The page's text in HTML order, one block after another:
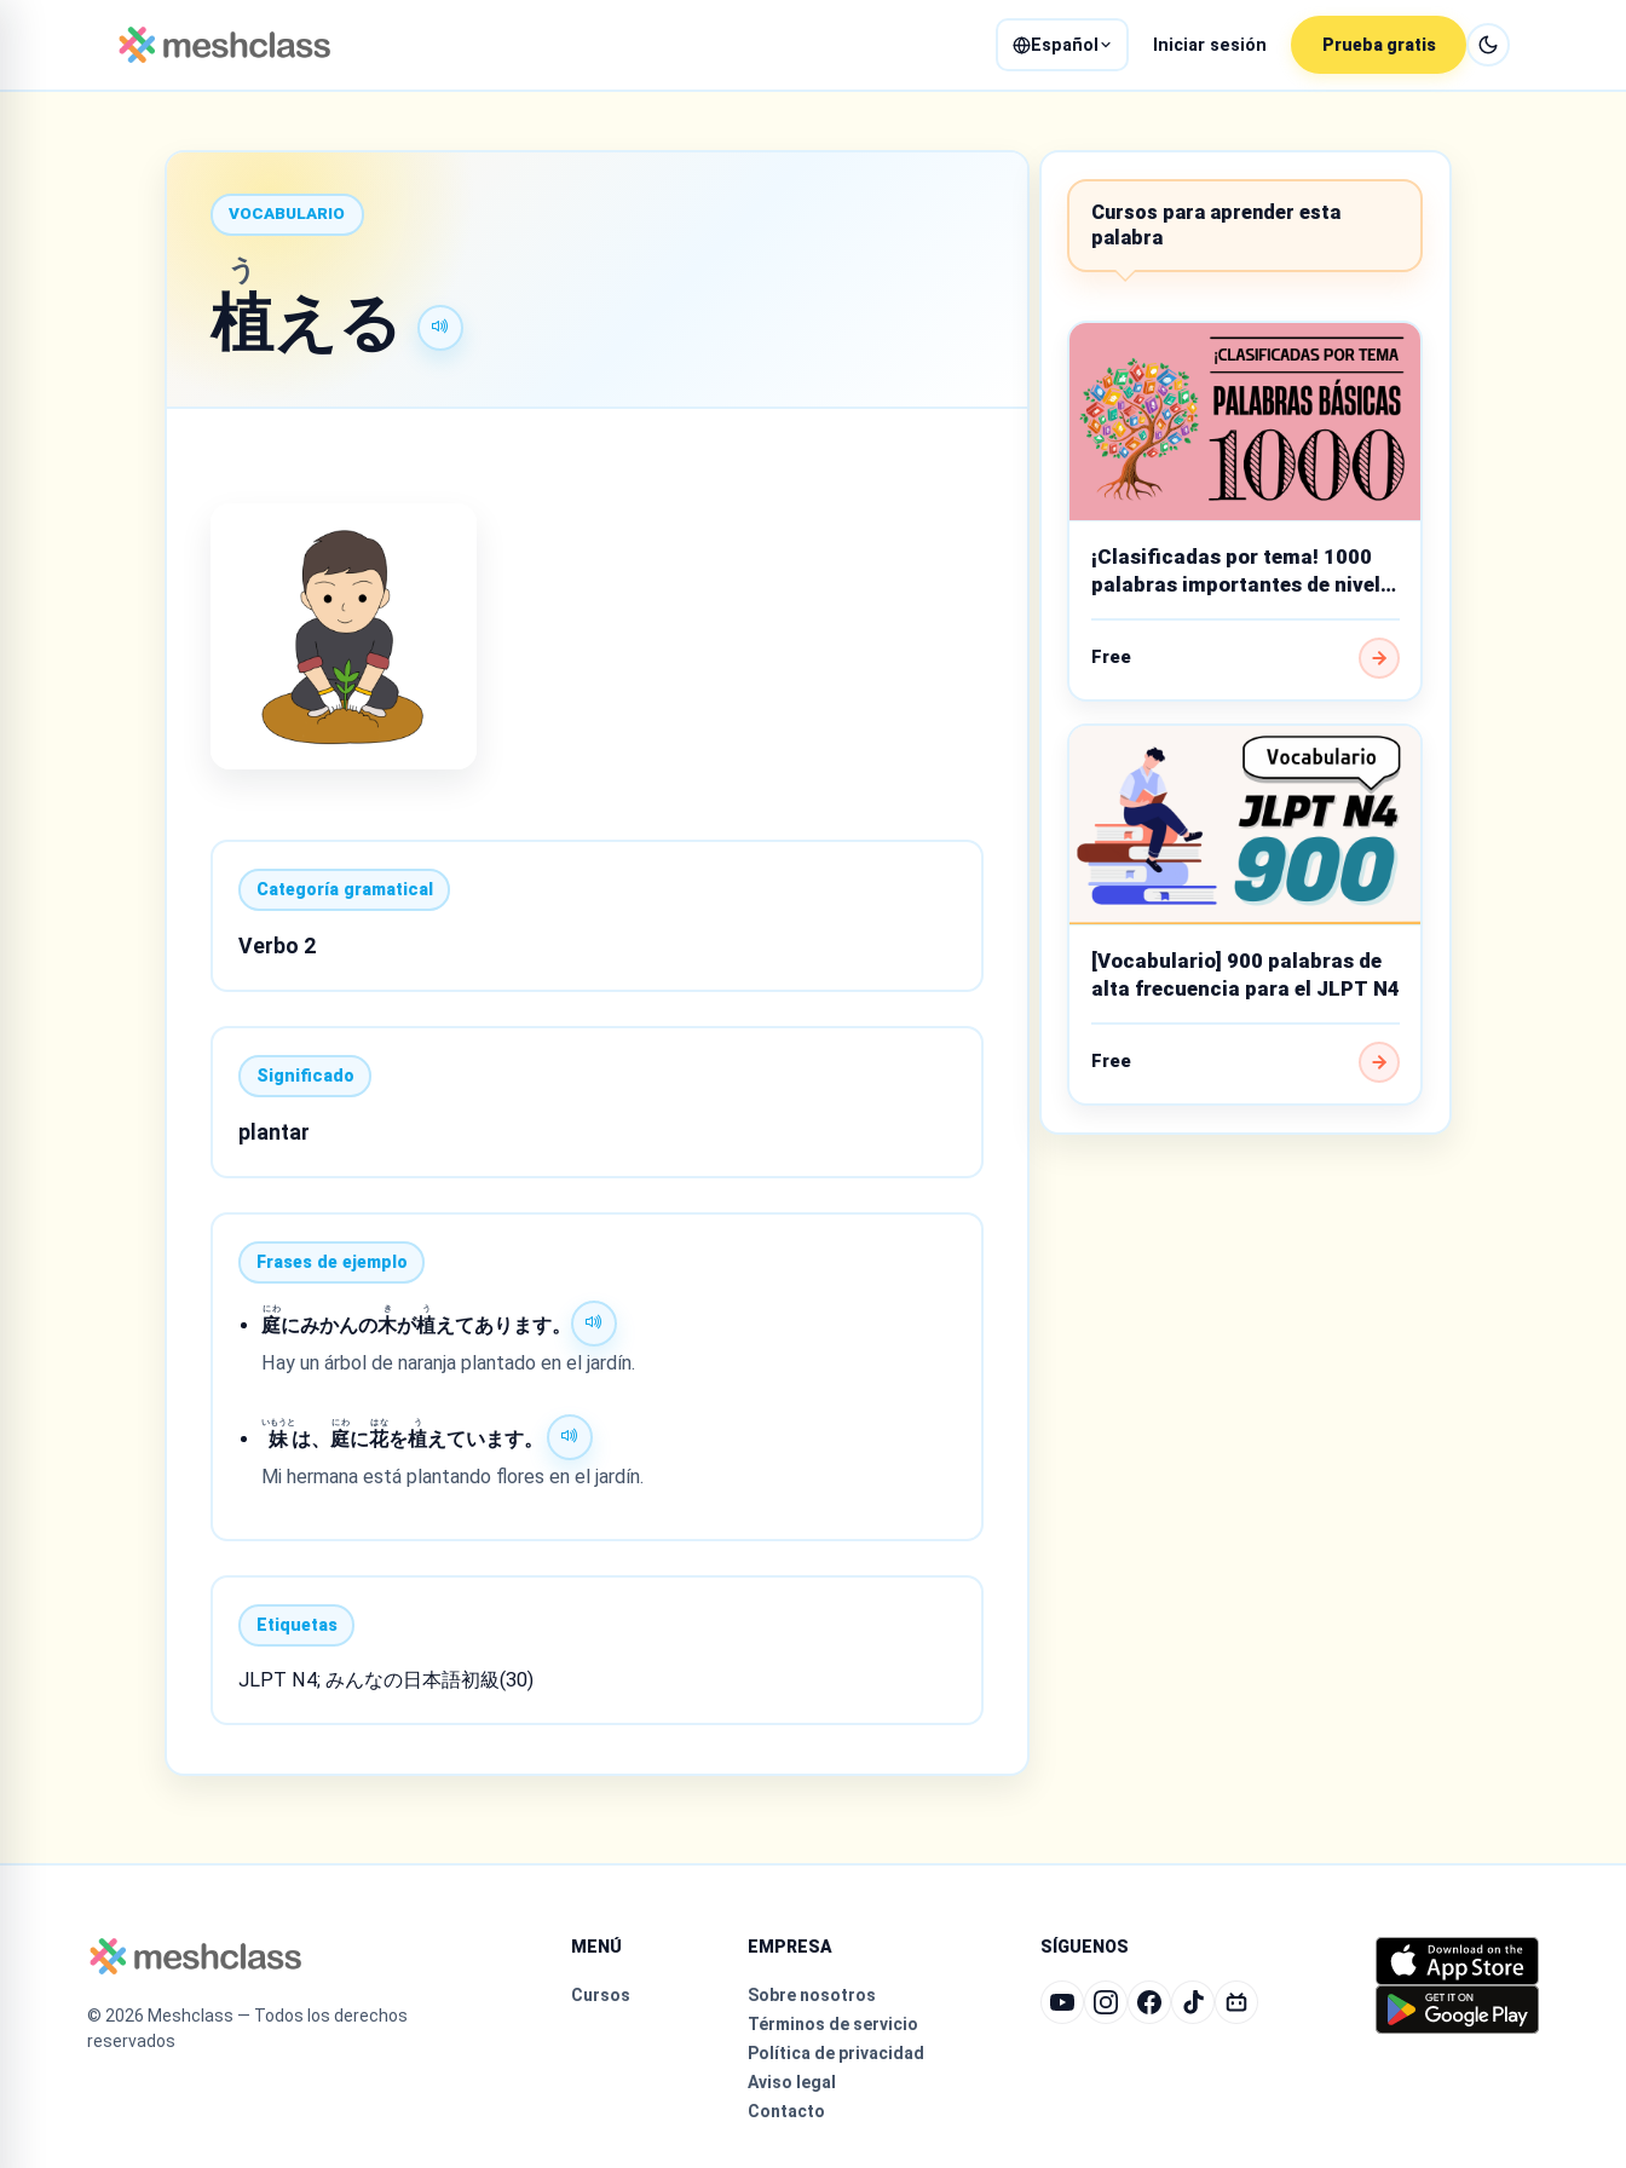
Español Iniciar sesión Prueba gratis
VOCABULARIO
植
う
える
Categoría gramatical
Verbo 2
Significado
plantar
Frases de ejemplo
庭
にわ
にみかんの木
き
が植
う
えてあります。
Hay un árbol de naranja plantado en el jardín.
妹
いもうと
は、 庭
にわ
に花
はな
を植
う
えています。
Mi hermana está plantando flores en el jardín.
Etiquetas
JLPT N4; みんなの日本語初級(30)
Cursos para aprender esta
palabra
¡Clasificadas por tema! 1000
palabras importantes de nivel
básico
Free
[Vocabulario] 900 palabras de
alta frecuencia para el JLPT N4
Free
© 2026 Meshclass — Todos los derechos
reservados
MENÚ
Cursos
EMPRESA
Sobre nosotros
Términos de servicio
Política de privacidad
Aviso legal
Contacto
SÍGUENOS